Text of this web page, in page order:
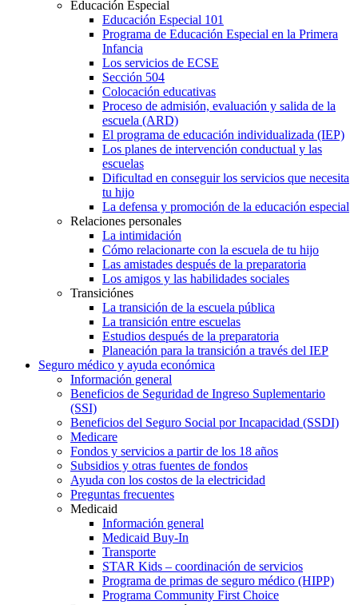
Educación Especial
Educación Especial 101
Programa de Educación Especial en la Primera
Infancia
Los servicios de ECSE
Sección 504
Colocación educativas
Proceso de admisión, evaluación y salida de la
escuela (ARD)
El programa de educación individualizada (IEP)
Los planes de intervención conductual y las
escuelas
Dificultad en conseguir los servicios que necesita
tu hijo
La defensa y promoción de la educación especial
Relaciones personales
La intimidación
Cómo relacionarte con la escuela de tu hijo
Las amistades después de la preparatoria
Los amigos y las habilidades sociales
Transiciónes
La transición de la escuela pública
La transición entre escuelas
Estudios después de la preparatoria
Planeación para la transición a través del IEP
Seguro médico y ayuda económica
Información general
Beneficios de Seguridad de Ingreso Suplementario
(SSI)
Beneficios del Seguro Social por Incapacidad (SSDI)
Medicare
Fondos y servicios a partir de los 18 años
Subsidios y otras fuentes de fondos
Ayuda con los costos de la electricidad
Preguntas frecuentes
Medicaid
Información general
Medicaid Buy-In
Transporte
STAR Kids – coordinación de servicios
Programa de primas de seguro médico (HIPP)
Programa Community First Choice